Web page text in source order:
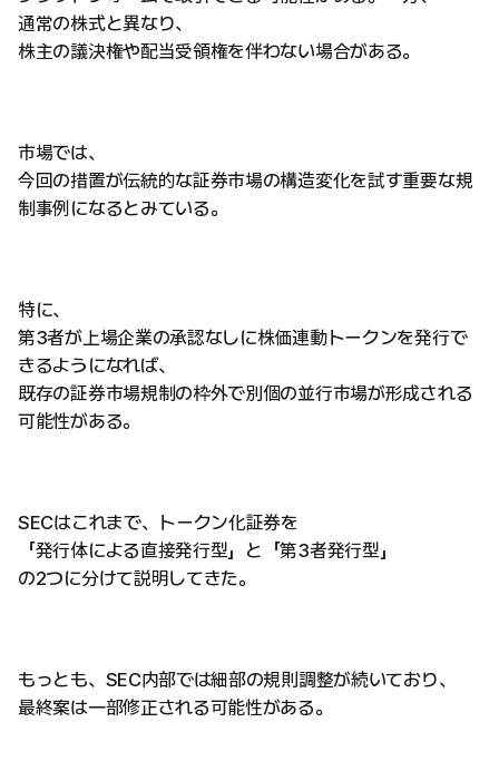
通常の株式と異なり、
株主の議決権や配当受領権を伴わない場合がある。
市場では、
今回の措置が伝統的な証券市場の構造変化を試す重要な規
制事例になるとみている。
特に、
第3者が上場企業の承認なしに株価連動トークンを発行で
きるようになれば、
既存の証券市場規制の枠外で別個の並行市場が形成される
可能性がある。
SECはこれまで、トークン化証券を
「発行体による直接発行型」と「第3者発行型」
の2つに分けて説明してきた。
もっとも、SEC内部では細部の規則調整が続いており、
最終案は一部修正される可能性がある。